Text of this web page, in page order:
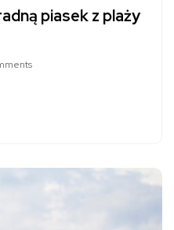
piasek z plaży